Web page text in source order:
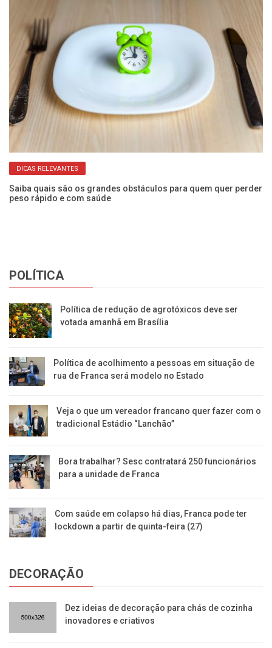
DICAS RELEVANTES
Saiba quais são os grandes obstáculos para quem quer perder
peso rápido e com saúde
POLÍTICA
Política de redução de agrotóxicos deve ser
votada amanhã em Brasília
Política de acolhimento a pessoas em situação de
rua de Franca será modelo no Estado
Veja o que um vereador francano quer fazer com o
tradicional Estádio “Lanchão”
Bora trabalhar? Sesc contratará 250 funcionários
para a unidade de Franca
Com saúde em colapso há dias, Franca pode ter
lockdown a partir de quinta-feira (27)
DECORAÇÃO
Dez ideias de decoração para chás de cozinha
inovadores e criativos